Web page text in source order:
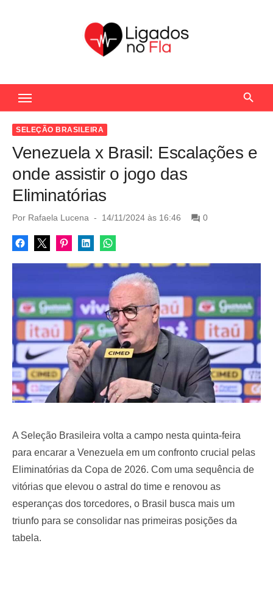
c
SELEÇÃO BRASILEIRA
Venezuela x Brasil: Escalações e
onde assistir o jogo das
Eliminatórias
Por Rafaela Lucena
P
s
t
d
14/11/2024 às 16:46 0
A Seleção Brasileira volta a campo nesta quinta-feira
para encarar a Venezuela em um confronto crucial pelas
Eliminatórias da Copa de 2026. Com uma sequência de
vitórias que elevou o astral do time e renovou as
esperanças dos torcedores, o Brasil busca mais um
triunfo para se consolidar nas primeiras posições da
tabela.